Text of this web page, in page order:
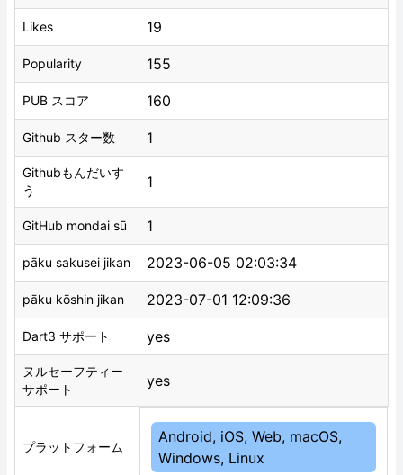
Likes 19
Popularity 155
PUB スコア 160
Github スター数 1
Githubもんだいす
う
1
GitHub mondai sū 1
pāku sakusei jikan 2023-06-05 02:03:34
pāku kōshin jikan 2023-07-01 12:09:36
Dart3 サポート yes
ヌルセーフティー
サポート
yes
プラットフォーム
Android, iOS, Web, macOS,
Windows, Linux